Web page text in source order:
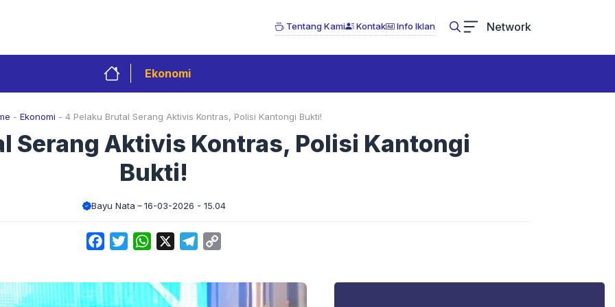
Tentang Kami Kontak Info Iklan Network
Ekonomi
- Ekonomi - 4 Pelaku Brutal Serang Aktivis Kontras, Polisi Kantongi Bukti!
Serang Aktivis Kontras, Polisi Kantongi
Bukti!
Bayu Nata 16-03-2026 - 15.04
FacebookTwitterWhatsApp Telegram